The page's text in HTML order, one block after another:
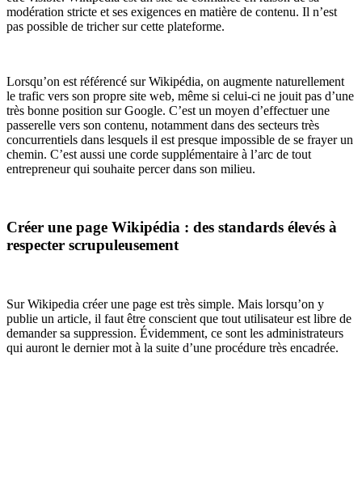
modération stricte et ses exigences en matière de contenu. Il n’est
pas possible de tricher sur cette plateforme.
Lorsqu’on est référencé sur Wikipédia, on augmente naturellement
le trafic vers son propre site web, même si celui-ci ne jouit pas d’une
très bonne position sur Google. C’est un moyen d’effectuer une
passerelle vers son contenu, notamment dans des secteurs très
concurrentiels dans lesquels il est presque impossible de se frayer un
chemin. C’est aussi une corde supplémentaire à l’arc de tout
entrepreneur qui souhaite percer dans son milieu.
Créer une page Wikipédia : des standards élevés à
respecter scrupuleusement
Sur Wikipedia créer une page est très simple. Mais lorsqu’on y
publie un article, il faut être conscient que tout utilisateur est libre de
demander sa suppression. Évidemment, ce sont les administrateurs
qui auront le dernier mot à la suite d’une procédure très encadrée.